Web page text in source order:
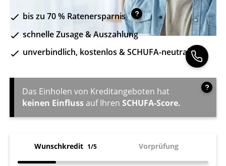
bis zu 70 % Ratenersparnis
schnelle Zusage & Auszahlung
unverbindlich, kostenlos & SCHUFA-neutral
Das Einholen von Kreditangeboten hat
keinen Einflussauf IhrenSCHUFA-Score.
Wunschkredit 1/5 Vorprüfung